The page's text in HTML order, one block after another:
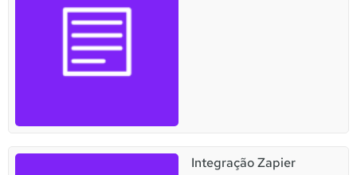
Integração Zapier